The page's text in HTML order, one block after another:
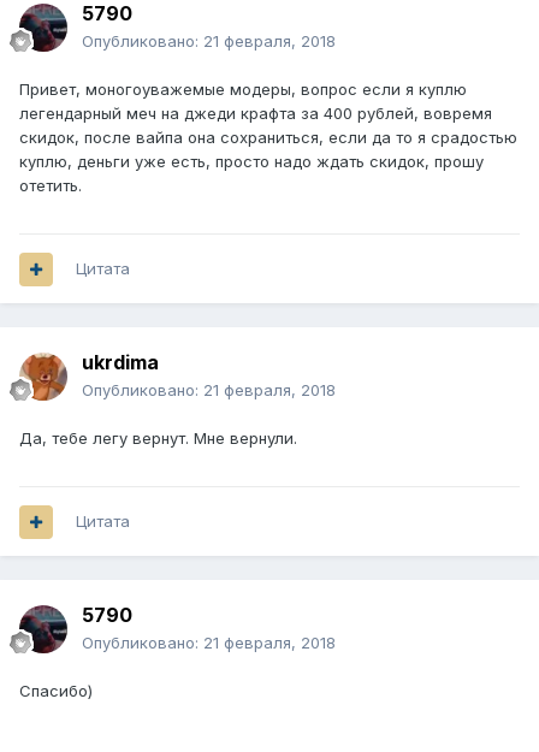
5790
Опубликовано: 21 февраля, 2018
Привет, моногоуважемые модеры, вопрос если я куплю
легендарный меч на джеди крафта за 400 рублей, вовремя
скидок, после вайпа она сохраниться, если да то я срадостью
куплю, деньги уже есть, просто надо ждать скидок, прошу
отетить.
Цитата
ukrdima
Опубликовано: 21 февраля, 2018
Да, тебе легу вернут. Мне вернули.
Цитата
5790
Опубликовано: 21 февраля, 2018
Спасибо)